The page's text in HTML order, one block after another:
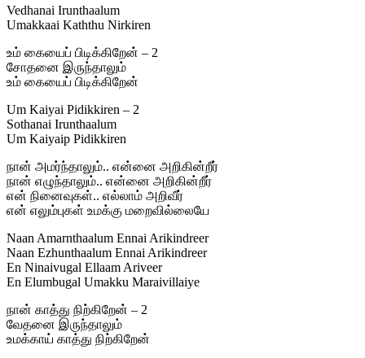
Vedhanai Irunthaalum
Umakkaai Kaththu Nirkiren
உம் கையைப் பிடிக்கிறேன் – 2
சோதனை இருந்தாலும்
உம் கையைப் பிடிக்கிறேன்
Um Kaiyai Pidikkiren – 2
Sothanai Irunthaalum
Um Kaiyaip Pidikkiren
நான் அமர்ந்தாலும்.. என்னை அறிகின்றீர்
நான் எழுந்தாலும்.. என்னை அறிகின்றீர்
என் நினைவுகள்.. எல்லாம் அறிவீர்
என் எலும்புகள் உமக்கு மறைவில்லையே
Naan Amarnthaalum Ennai Arikindreer
Naan Ezhunthaalum Ennai Arikindreer
En Ninaivugal Ellaam Ariveer
En Elumbugal Umakku Maraivillaiye
நான் காத்து நிற்கிறேன் – 2
வேதனை இருந்தாலும்
உமக்காய் காத்து நிற்கிறேன்